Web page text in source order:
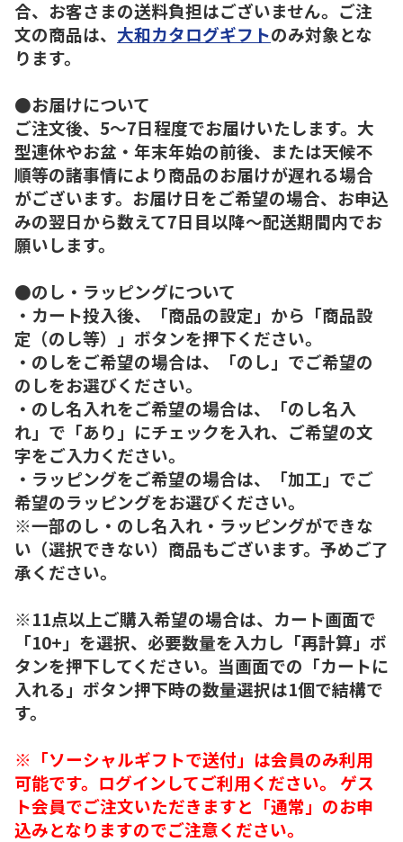
合、お客さまの送料負担はございません。ご注
文の商品は、 大和カタログギフトのみ対象とな
ります。
●お届けについて
ご注文後、5～7日程度でお届けいたします。大
型連休やお盆・年末年始の前後、または天候不
順等の諸事情により商品のお届けが遅れる場合
がございます。お届け日をご希望の場合、お申込
みの翌日から数えて7日目以降～配送期間内でお
願いします。
●のし・ラッピングについて
・カート投入後、「商品の設定」から「商品設
定（のし等）」ボタンを押下ください。
・のしをご希望の場合は、「のし」でご希望の
のしをお選びください。
・のし名入れをご希望の場合は、「のし名入
れ」で「あり」にチェックを入れ、ご希望の文
字をご入力ください。
・ラッピングをご希望の場合は、「加工」でご
希望のラッピングをお選びください。
※一部のし・のし名入れ・ラッピングができな
い（選択できない）商品もございます。予めご了
承ください。
※11点以上ご購入希望の場合は、カート画面で
「10+」を選択、必要数量を入力し「再計算」ボ
タンを押下してください。当画面での「カートに
入れる」ボタン押下時の数量選択は1個で結構で
す。
※「ソーシャルギフトで送付」は会員のみ利用
可能です。ログインしてご利用ください。 ゲス
ト会員でご注文いただきますと「通常」のお申
込みとなりますのでご注意ください。